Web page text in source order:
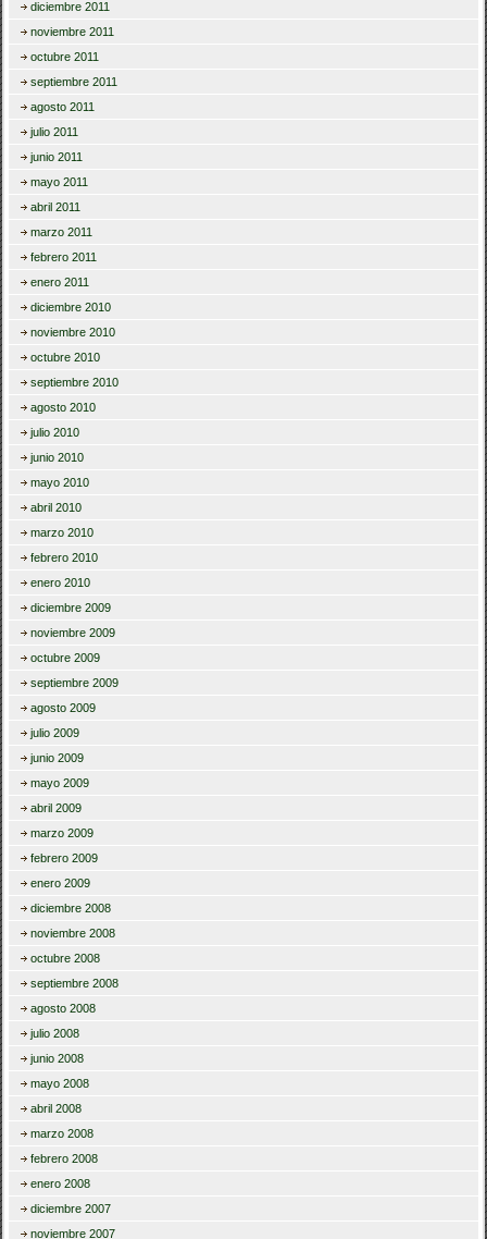
diciembre 2011
noviembre 2011
octubre 2011
septiembre 2011
agosto 2011
julio 2011
junio 2011
mayo 2011
abril 2011
marzo 2011
febrero 2011
enero 2011
diciembre 2010
noviembre 2010
octubre 2010
septiembre 2010
agosto 2010
julio 2010
junio 2010
mayo 2010
abril 2010
marzo 2010
febrero 2010
enero 2010
diciembre 2009
noviembre 2009
octubre 2009
septiembre 2009
agosto 2009
julio 2009
junio 2009
mayo 2009
abril 2009
marzo 2009
febrero 2009
enero 2009
diciembre 2008
noviembre 2008
octubre 2008
septiembre 2008
agosto 2008
julio 2008
junio 2008
mayo 2008
abril 2008
marzo 2008
febrero 2008
enero 2008
diciembre 2007
noviembre 2007